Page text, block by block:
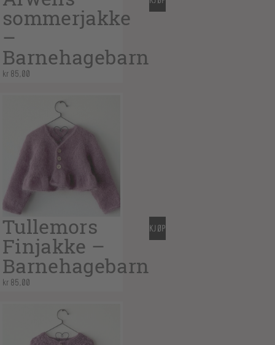
sommerjakke
–
Barnehagebarn
kr 85,00
Tullemors
Finjakke –
Barnehagebarn
kr 85,00
KJØP